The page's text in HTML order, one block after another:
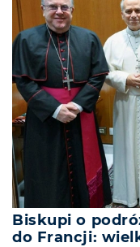
Biskupi o
do Francji: